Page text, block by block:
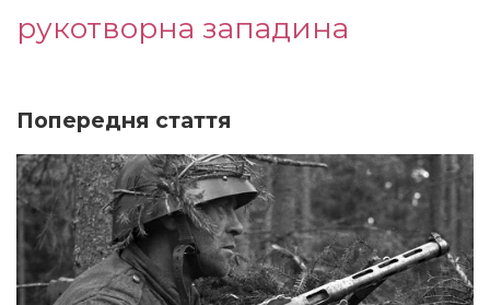
рукотворна западина
Попередня стаття